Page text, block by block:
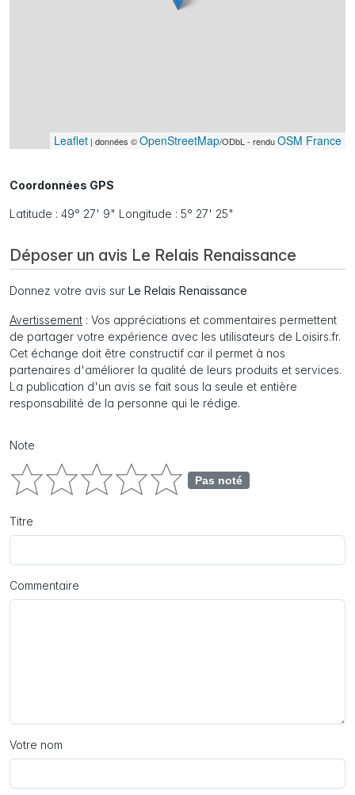
Leaflet | données ©OpenStreetMap/ODbL - renduOSM France
Coordonnées GPS
Latitude : 49° 27' 9" Longitude : 5° 27' 25"
Déposer un avis Le Relais Renaissance
Donnez votre avis sur Le Relais Renaissance
Avertissement : Vos appréciations et commentaires permettent
de partager votre expérience avec les utilisateurs de Loisirs.fr.
Cet échange doit être constructif car il permet à nos
partenaires d'améliorer la qualité de leurs produits et services.
La publication d'un avis se fait sous la seule et entière
responsabilité de la personne qui le rédige.
Note
Pas noté
Titre
Commentaire
Votre nom